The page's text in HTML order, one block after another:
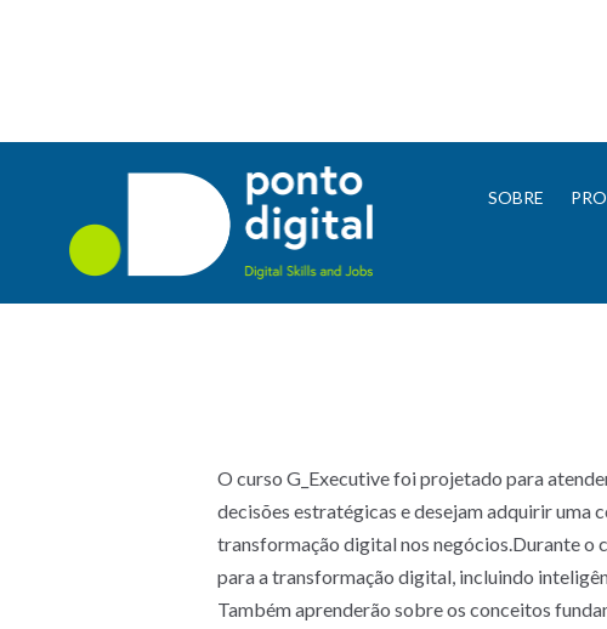
SOBRE
O curso G_Executive foi projetado para
decisões estratégicas e desejam adquirir uma
transformação digital nos negócios.Durante o
para a transformação digital, incluindo
Também aprenderão sobre os conceitos